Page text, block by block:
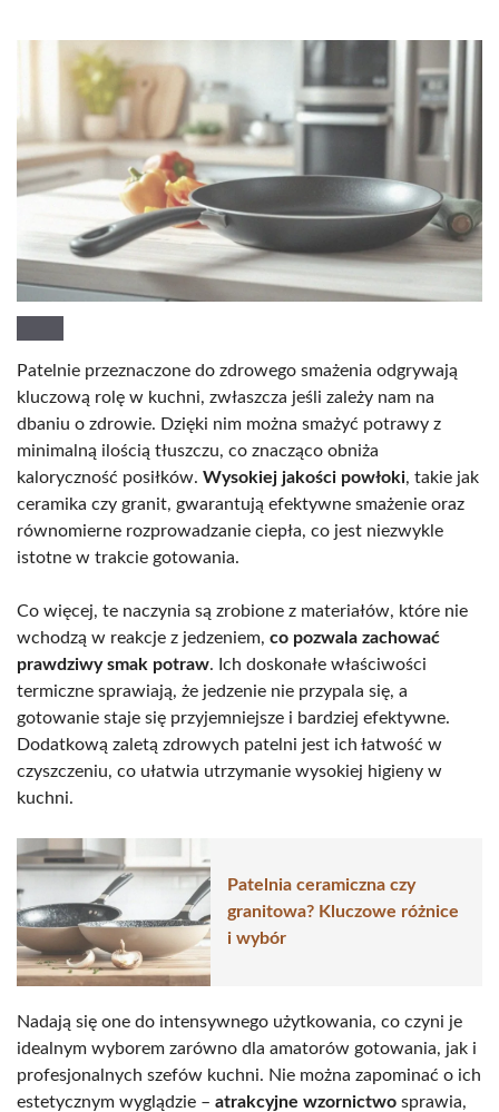
Patelnie przeznaczone do zdrowego smażenia odgrywają
kluczową rolę w kuchni, zwłaszcza jeśli zależy nam na
dbaniu o zdrowie. Dzięki nim można smażyć potrawy z
minimalną ilością tłuszczu, co znacząco obniża
kaloryczność posiłków. Wysokiej jakości powłoki, takie jak
ceramika czy granit, gwarantują efektywne smażenie oraz
równomierne rozprowadzanie ciepła, co jest niezwykle
istotne w trakcie gotowania.
Co więcej, te naczynia są zrobione z materiałów, które nie
wchodzą w reakcje z jedzeniem, co pozwala zachować
prawdziwy smak potraw. Ich doskonałe właściwości
termiczne sprawiają, że jedzenie nie przypala się, a
gotowanie staje się przyjemniejsze i bardziej efektywne.
Dodatkową zaletą zdrowych patelni jest ich łatwość w
czyszczeniu, co ułatwia utrzymanie wysokiej higieny w
kuchni.
Patelnia ceramiczna czy
granitowa? Kluczowe różnice
i wybór
Nadają się one do intensywnego użytkowania, co czyni je
idealnym wyborem zarówno dla amatorów gotowania, jak i
profesjonalnych szefów kuchni. Nie można zapominać o ich
estetycznym wyglądzie – atrakcyjne wzornictwo sprawia,